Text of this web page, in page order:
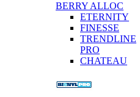
BERRY ALLOC
ETERNITY
FINESSE
TRENDLINE
PRO
CHATEAU